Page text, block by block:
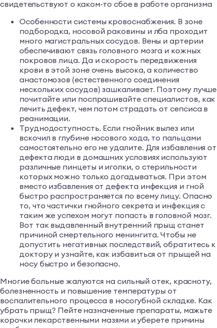
свидетельствуют о каком-то сбое в работе организма
Особенности системы кровоснабжения. В зоне
подбородка, носовой раковины и лба проходит
много магистральных сосудов. Вены и артерии
обеспечивают связь головного мозга и кожных
покровов лица. Да и скорость передвижения
крови в этой зоне очень высока, а количество
анастомозов (естественного соединения
нескольких сосудов) зашкаливает. Поэтому лучше
почитайте или поспрашивайте специалистов, как
лечить дефект, чем потом страдать от сепсиса в
реанимации.
Труднодоступность. Если гнойник вылез или
вскочил в глубине носового хода, то пальцами
самостоятельно его не удалите. Для избавления от
дефекта люди в домашних условиях используют
различные пинцеты и иголки, о стерильности
которых можно только догадываться. При этом
вместо избавления от дефекта инфекция и гной
быстро распространяется по всему лицу. Опасно
то, что частички гнойного секрета и инфекция с
таким же успехом могут попасть в головной мозг.
Вот так выдавленный внутренний прыщ станет
причиной смертельного менингита. Чтобы не
допустить негативных последствий, обратитесь к
доктору и узнайте, как избавиться от прыщей на
носу быстро и безопасно.
Многие больные жалуются на сильный отек, красноту,
болезненность и повышение температуры от
воспалительного процесса в носогубной складке. Как
убрать прыщ? Пейте назначенные препараты, мажьте
корочки лекарственными мазями и уберете причины